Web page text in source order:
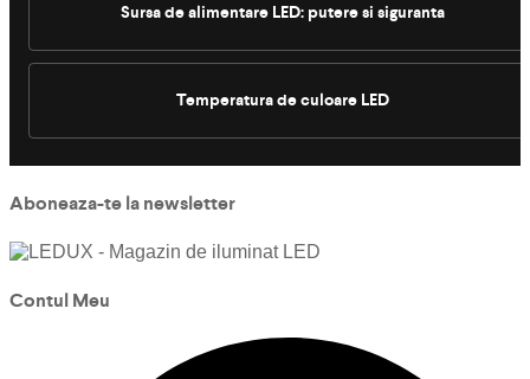
Sursa de alimentare LED: putere si siguranta
Temperatura de culoare LED
Aboneaza-te la newsletter
Contul Meu